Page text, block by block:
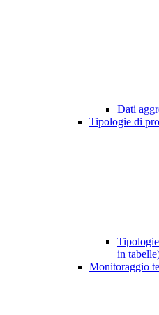
Dati
Tipologie di
in
Monitoraggio